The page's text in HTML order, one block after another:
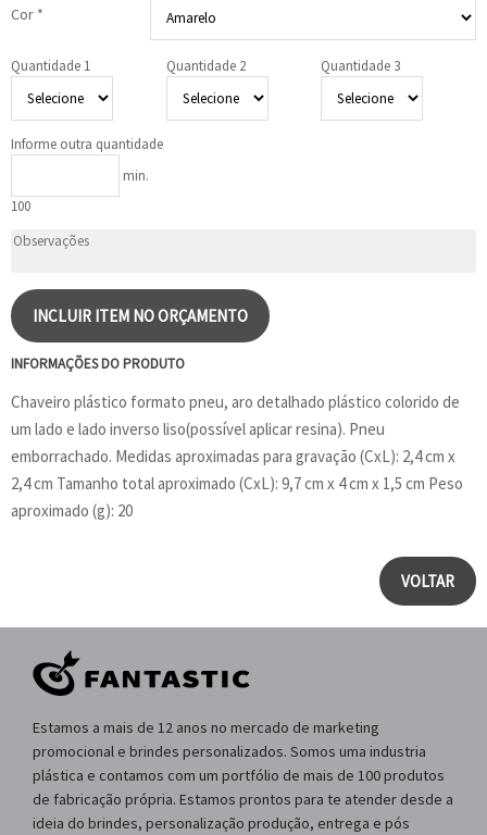
Cor *
Quantidade 1 Quantidade 2 Quantidade 3
Informe outra quantidade
min.
100
INCLUIR ITEM NO ORÇAMENTO
INFORMAÇÕES DO PRODUTO
Chaveiro plástico formato pneu, aro detalhado plástico colorido de
um lado e lado inverso liso(possível aplicar resina). Pneu
emborrachado. Medidas aproximadas para gravação (CxL): 2,4 cm x
2,4 cm Tamanho total aproximado (CxL): 9,7 cm x 4 cm x 1,5 cm Peso
aproximado (g): 20
VOLTAR
Estamos a mais de 12 anos no mercado de marketing
promocional e brindes personalizados. Somos uma industria
plástica e contamos com um portfólio de mais de 100 produtos
de fabricação própria. Estamos prontos para te atender desde a
ideia do brindes, personalização produção, entrega e pós